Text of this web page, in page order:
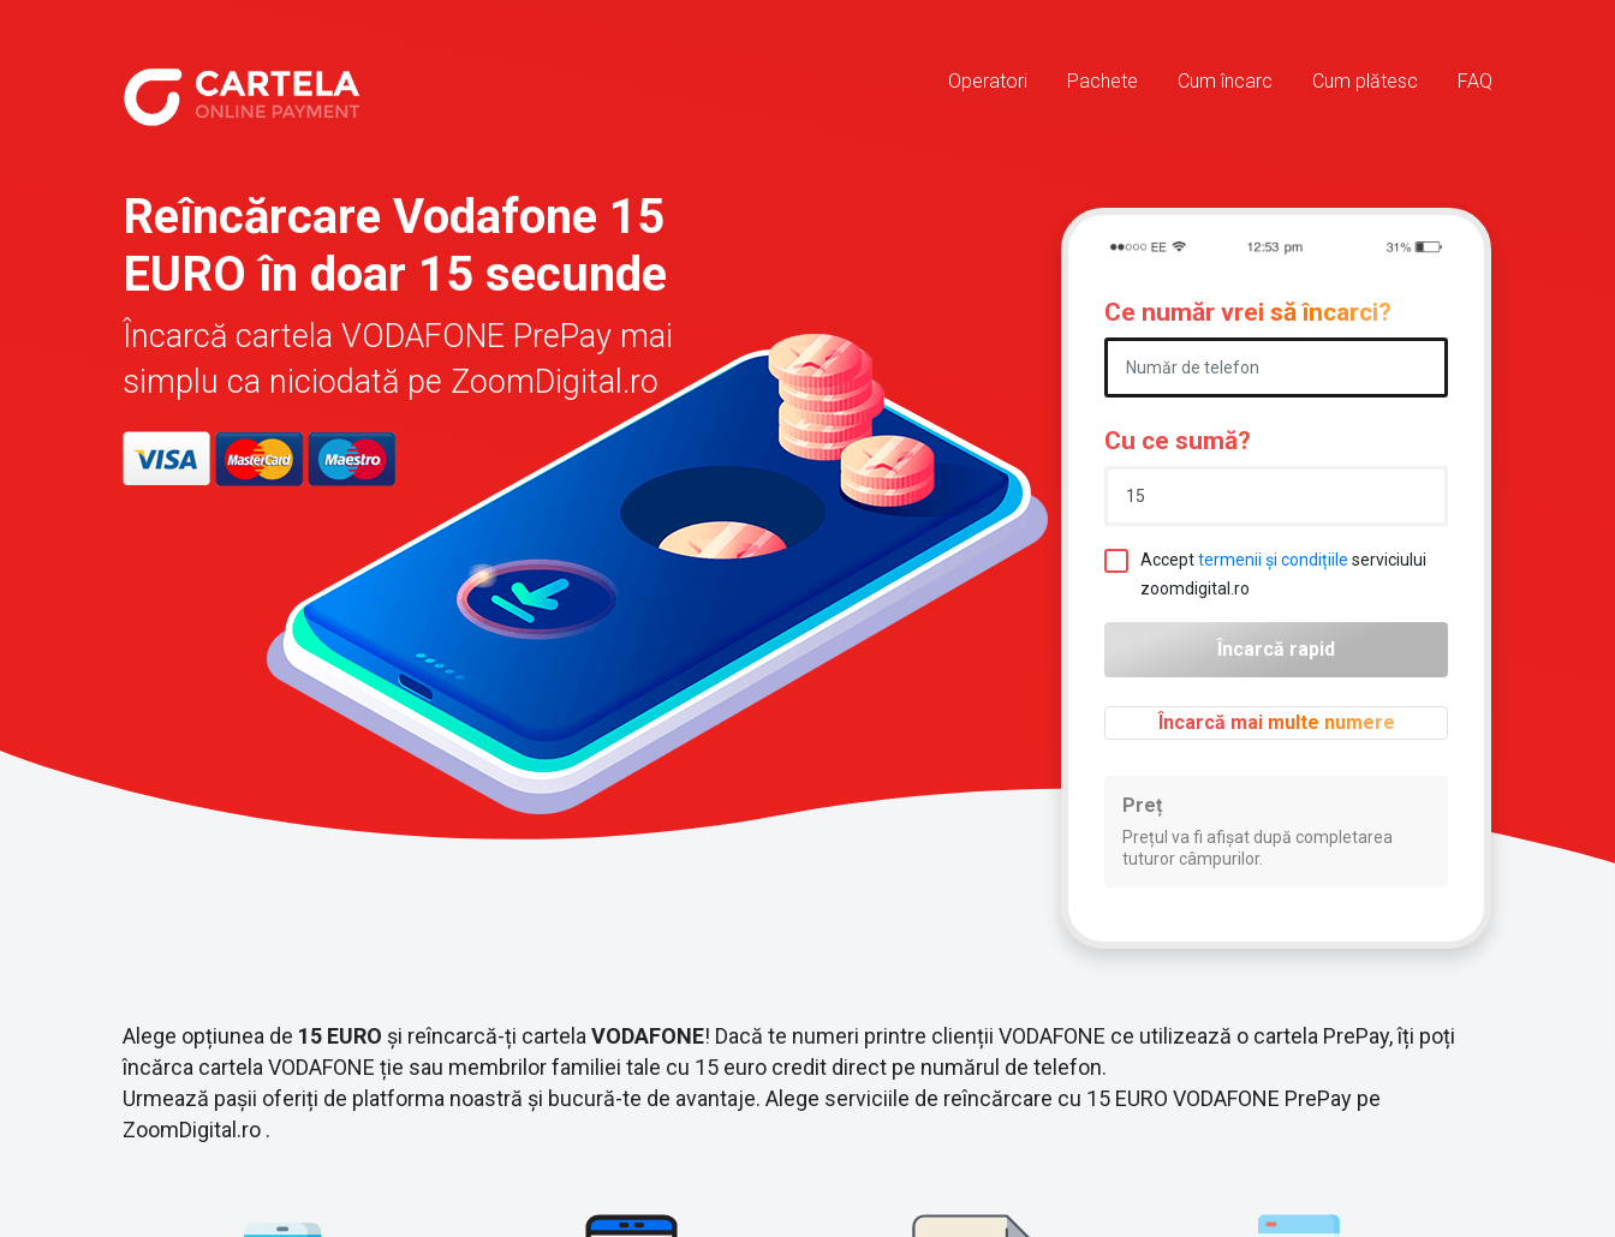
Operatori Pachete Cum încarc Cum plătesc FAQ
Reîncărcare Vodafone 15
EURO în doar 15 secunde
Încarcă cartela VODAFONE PrePay mai
simplu ca niciodată pe ZoomDigital.ro
Ce număr vrei să încarci?
Cu ce sumă?
Accepttermenii și condițiile serviciului
zoomdigital.ro
Încarcă mai multe numere
Preț
Prețul va fi afișat după completarea
tuturor câmpurilor.
Alege opțiunea de 15 EURO și reîncarcă-ți cartela VODAFONE! Dacă te numeri printre clienții VODAFONE ce utilizează o cartela PrePay, îți poți
încărca cartela VODAFONE ție sau membrilor familiei tale cu 15 euro credit direct pe numărul de telefon.
Urmează pașii oferiți de platforma noastră și bucură-te de avantaje. Alege serviciile de reîncărcare cu 15 EURO VODAFONE PrePay pe
ZoomDigital.ro .